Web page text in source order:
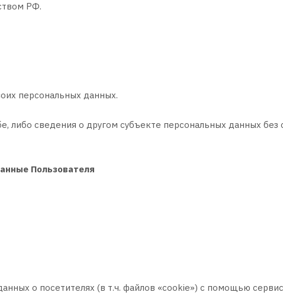
РФ.
персональных данных.
сведения о другом субъекте персональных данных без
Пользователя
о посетителях (в т.ч. файлов «cookie») с помощью